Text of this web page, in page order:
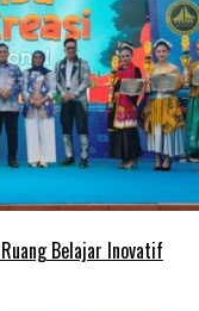
Belajar Inovatif